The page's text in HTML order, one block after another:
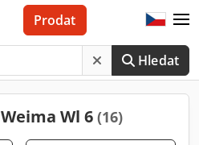
Hledat
Prodat
Wl 6 (16)